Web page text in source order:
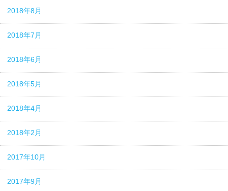
2018年8月
2018年7月
2018年6月
2018年5月
2018年4月
2018年2月
2017年10月
2017年9月